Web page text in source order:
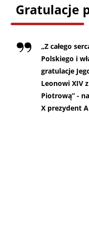
Gratulacje
„Z całego
Polskiego i
gratulacje
Leonowi XIV
Piotrową” -
X prezydent